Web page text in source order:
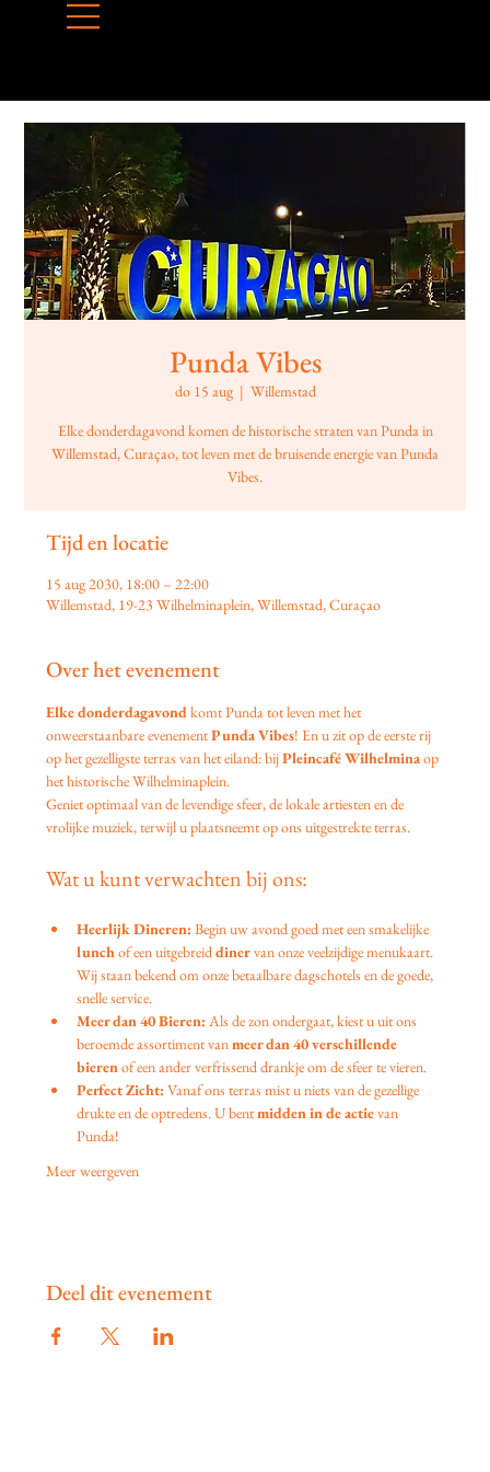
Punda Vibes
do 15 aug
  |
Willemstad
Elke donderdagavond komen de historische straten van Punda in
Willemstad, Curaçao, tot leven met de bruisende energie van Punda
Vibes.
Tijd en locatie
15 aug 2030, 18:00 – 22:00
Willemstad, 19-23 Wilhelminaplein, Willemstad, Curaçao
Over het evenement
Elke donderdagavond komt Punda tot leven met het
onweerstaanbare evenement Punda Vibes! En u zit op de eerste rij
op het gezelligste terras van het eiland: bij Pleincafé Wilhelmina op
het historische Wilhelminaplein.
Geniet optimaal van de levendige sfeer, de lokale artiesten en de
vrolijke muziek, terwijl u plaatsneemt op ons uitgestrekte terras.
Wat u kunt verwachten bij ons:
Heerlijk Dineren: Begin uw avond goed met een smakelijke
lunch of een uitgebreid diner van onze veelzijdige menukaart.
Wij staan bekend om onze betaalbare dagschotels en de goede,
snelle service.
Meer dan 40 Bieren: Als de zon ondergaat, kiest u uit ons
beroemde assortiment van meer dan 40 verschillende
bieren of een ander verfrissend drankje om de sfeer te vieren.
Perfect Zicht: Vanaf ons terras mist u niets van de gezellige
drukte en de optredens. U bent midden in de actie van
Punda!
Meer weergeven
Deel dit evenement